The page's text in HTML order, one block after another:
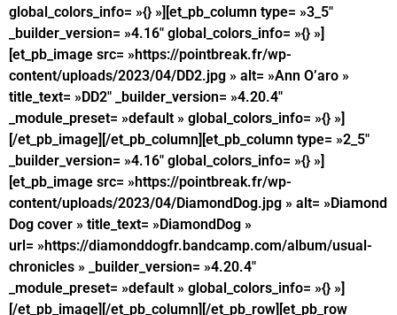
global_colors_info= »{} »][et_pb_column type= »3_5″
_builder_version= »4.16″ global_colors_info= »{} »]
[et_pb_image src= »https://pointbreak.fr/wp-
content/uploads/2023/04/DD2.jpg » alt= »Ann O’aro »
title_text= »DD2″ _builder_version= »4.20.4″
_module_preset= »default » global_colors_info= »{} »]
[/et_pb_image][/et_pb_column][et_pb_column type= »2_5″
_builder_version= »4.16″ global_colors_info= »{} »]
[et_pb_image src= »https://pointbreak.fr/wp-
content/uploads/2023/04/DiamondDog.jpg » alt= »Diamond
Dog cover » title_text= »DiamondDog »
url= »https://diamonddogfr.bandcamp.com/album/usual-
chronicles » _builder_version= »4.20.4″
_module_preset= »default » global_colors_info= »{} »]
[/et_pb_image][/et_pb_column][/et_pb_row][et_pb_row